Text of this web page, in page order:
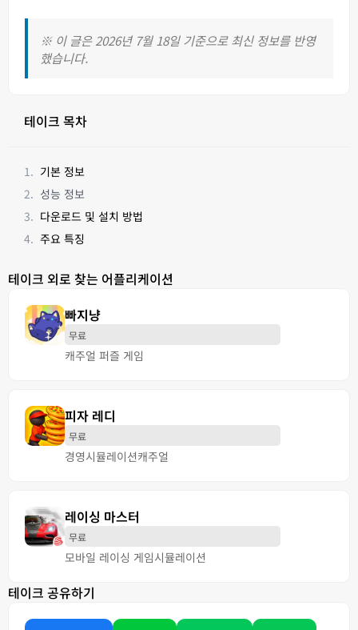
※ 이 글은 2026년 7월 18일 기준으로 최신 정보를 반영
했습니다.
테이크 목차
기본 정보
성능 정보
다운로드 및 설치 방법
주요 특징
테이크 외로 찾는 어플리케이션
빠지냥
무료
캐주얼 퍼즐 게임
피자 레디
무료
경영시뮬레이션캐주얼
레이싱 마스터
무료
모바일 레이싱 게임시뮬레이션
테이크 공유하기